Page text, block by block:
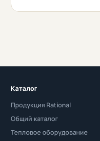
Каталог
Продукция Rational
Общий каталог
Тепловое оборудование